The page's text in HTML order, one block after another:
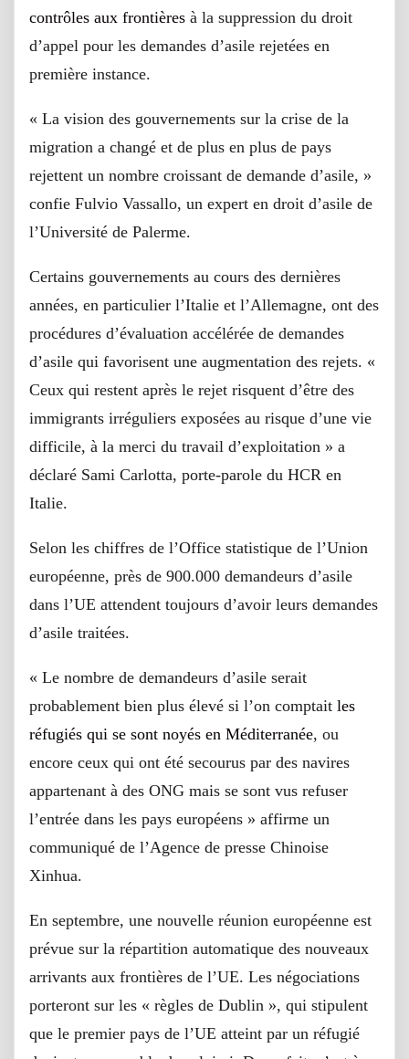
contrôles aux frontières à la suppression du droit
d’appel pour les demandes d’asile rejetées en
première instance.
« La vision des gouvernements sur la crise de la
migration a changé et de plus en plus de pays
rejettent un nombre croissant de demande d’asile, »
confie Fulvio Vassallo, un expert en droit d’asile de
l’Université de Palerme.
Certains gouvernements au cours des dernières
années, en particulier l’Italie et l’Allemagne, ont des
procédures d’évaluation accélérée de demandes
d’asile qui favorisent une augmentation des rejets. «
Ceux qui restent après le rejet risquent d’être des
immigrants irréguliers exposées au risque d’une vie
difficile, à la merci du travail d’exploitation » a
déclaré Sami Carlotta, porte-parole du HCR en
Italie.
Selon les chiffres de l’Office statistique de l’Union
européenne, près de 900.000 demandeurs d’asile
dans l’UE attendent toujours d’avoir leurs demandes
d’asile traitées.
« Le nombre de demandeurs d’asile serait
probablement bien plus élevé si l’on comptait les
réfugiés qui se sont noyés en Méditerranée, ou
encore ceux qui ont été secourus par des navires
appartenant à des ONG mais se sont vus refuser
l’entrée dans les pays européens » affirme un
communiqué de l’Agence de presse Chinoise
Xinhua.
En septembre, une nouvelle réunion européenne est
prévue sur la répartition automatique des nouveaux
arrivants aux frontières de l’UE. Les négociations
porteront sur les « règles de Dublin », qui stipulent
que le premier pays de l’UE atteint par un réfugié